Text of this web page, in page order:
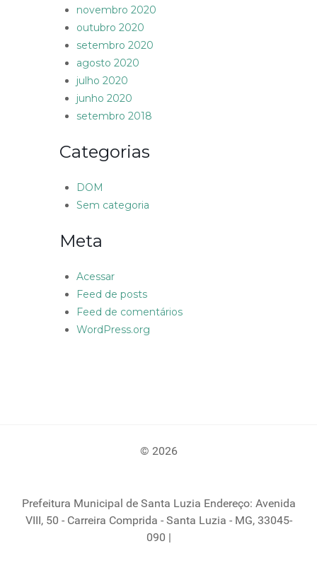
novembro 2020
outubro 2020
setembro 2020
agosto 2020
julho 2020
junho 2020
setembro 2018
Categorias
DOM
Sem categoria
Meta
Acessar
Feed de posts
Feed de comentários
WordPress.org
© 2026
Prefeitura Municipal de Santa Luzia Endereço: Avenida
VIII, 50 - Carreira Comprida - Santa Luzia - MG, 33045-
090 |